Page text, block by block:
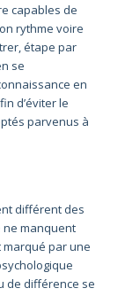
capables de
rythme voire
étape par
se
en
d’éviter le
parvenus à
différent des
ne manquent
marqué par une
de différence se